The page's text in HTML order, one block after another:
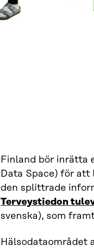
Finland bör inrätta
Data Space) för att
den splittrade
Terveystiedon
svenska), som
Hälsodataområdet